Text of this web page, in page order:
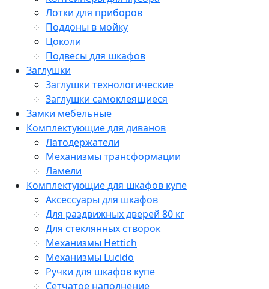
Лотки для приборов
Поддоны в мойку
Цоколи
Подвесы для шкафов
Заглушки
Заглушки технологические
Заглушки самоклеящиеся
Замки мебельные
Комплектующие для диванов
Латодержатели
Механизмы трансформации
Ламели
Комплектующие для шкафов купе
Аксессуары для шкафов
Для раздвижных дверей 80 кг
Для стеклянных створок
Механизмы Hettich
Механизмы Lucido
Ручки для шкафов купе
Сетчатое наполнение